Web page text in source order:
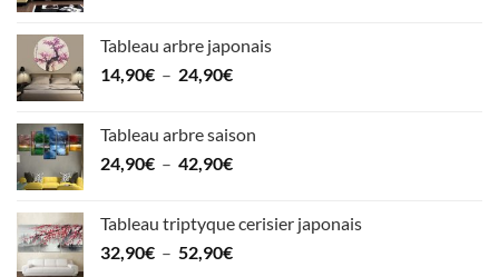
27,90€
à
Tableau arbre japonais
14,90€ – 24,90€Plage
14,90€
à
Tableau arbre saison
24,90€ – 42,90€Plage
24,90€
à
Tableau triptyque cerisier japonais
32,90€ – 52,90€Plage